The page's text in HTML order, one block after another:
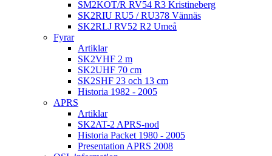
SM2KOT/R RV54 R3 Kristineberg
SK2RIU RU5 / RU378 Vännäs
SK2RLJ RV52 R2 Umeå
Fyrar
Artiklar
SK2VHF 2 m
SK2UHF 70 cm
SK2SHF 23 och 13 cm
Historia 1982 - 2005
APRS
Artiklar
SK2AT-2 APRS-nod
Historia Packet 1980 - 2005
Presentation APRS 2008